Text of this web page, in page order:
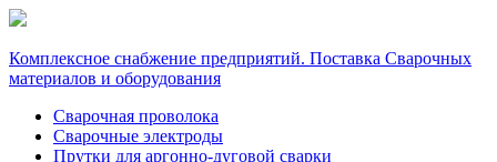
Комплексное снабжение предприятий. Поставка Сварочных
материалов и оборудования
Сварочная проволока
Сварочные электроды
Прутки для аргонно-дуговой сварки